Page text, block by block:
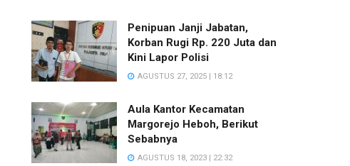
Penipuan Janji Jabatan,
Korban Rugi Rp. 220 Juta dan
Kini Lapor Polisi
AGUSTUS 27, 2025 | 18:12
Aula Kantor Kecamatan
Margorejo Heboh, Berikut
Sebabnya
AGUSTUS 18, 2023 | 22:32